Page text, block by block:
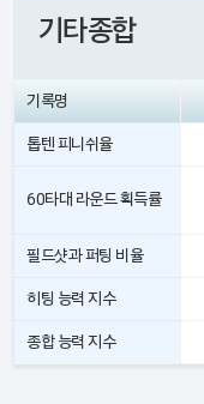
기타종합
기록명
톱텐 피니쉬율
60타대 라운드 획득률
필드샷과 퍼팅 비율
히팅 능력 지수
종합 능력 지수